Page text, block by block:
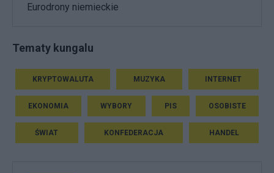
Eurodrony niemieckie
Tematy kungalu
KRYPTOWALUTA MUZYKA INTERNET
EKONOMIA WYBORY PIS OSOBISTE
ŚWIAT KONFEDERACJA HANDEL